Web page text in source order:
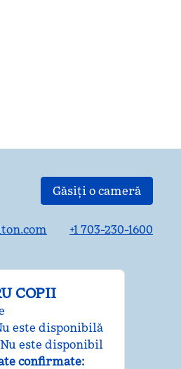
Găsiți o cameră
+1 703-230-1600
COPII
este disponibilă
Nu este disponibil
confirmate: